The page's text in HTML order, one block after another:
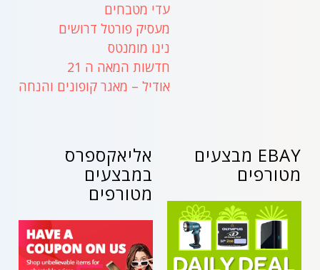
עדי מטבחים
מעסיק פורטל דרושים
נינו מומנטס
חדשות המאה ה 21
אודיל – מאגר קופונים והנחה
אליאקספרס
במבצעים
מטורפים
EBAY מבצעים
מטורפים